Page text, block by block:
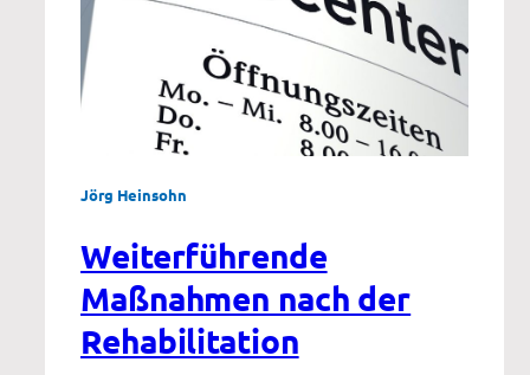
Jörg Heinsohn
Weiterführende
Maßnahmen nach der
Rehabilitation